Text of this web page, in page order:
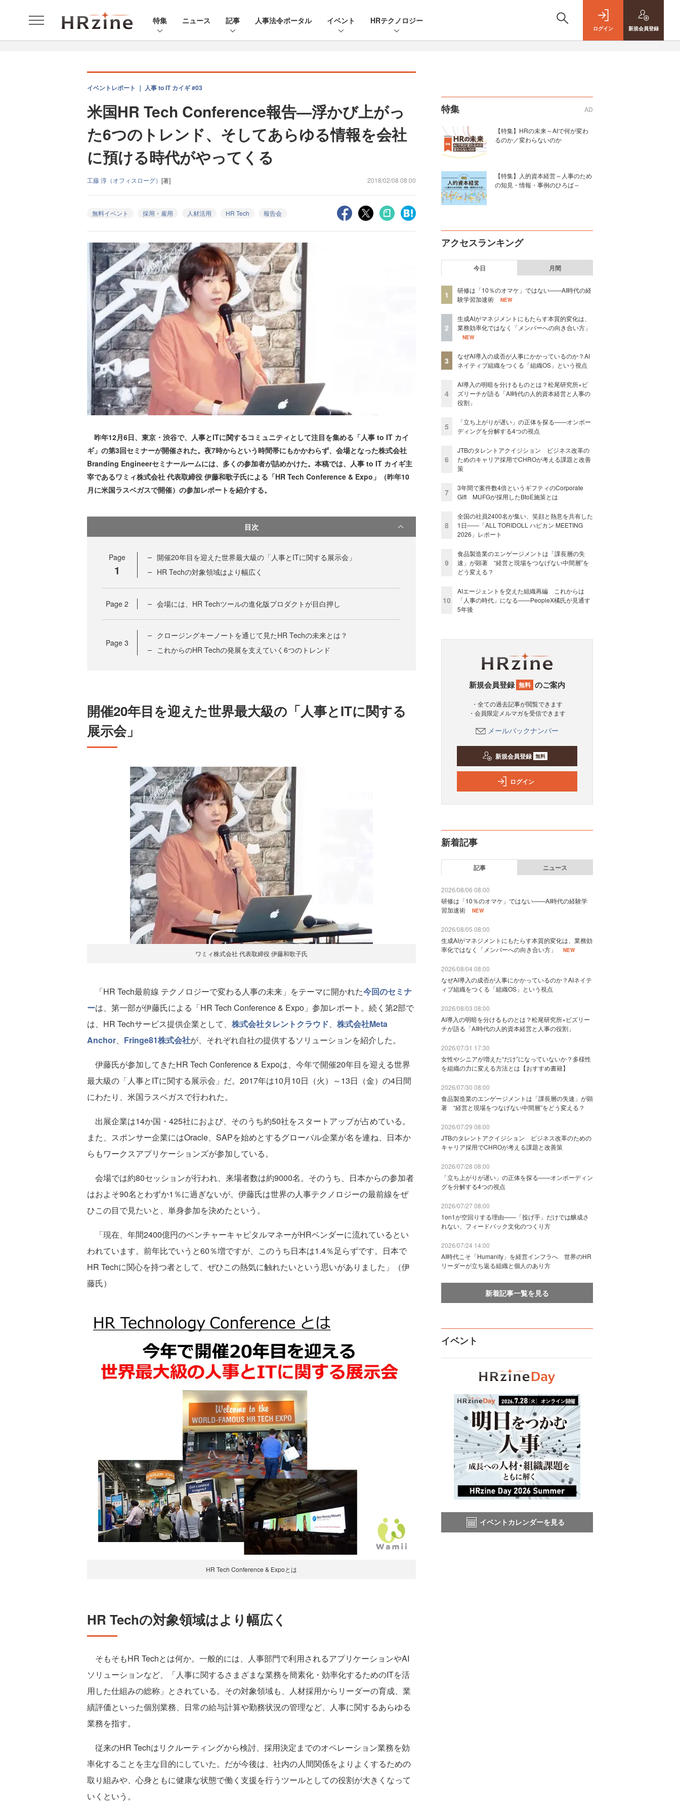
特集 ニュース 記事 人事法令ポータル イベント HRテクノロジー
ログイン 新規会員登録
イベントレポート ｜ 人事 to IT カイギ #03
米国HR Tech Conference報告—浮かび上がっ
た6つのトレンド、そしてあらゆる情報を会社
に預ける時代がやってくる
工藤 淳（オフィスローグ） [著] 2018/02/08 08:00
無料イベント 採用・雇用 人材活用 HR Tech 報告会
昨年12月6日、東京・渋谷で、人事とITに関するコミュニティとして注目を集める「人事 to IT カイ
ギ」の第3回セミナーが開催された。夜7時からという時間帯にもかかわらず、会場となった株式会社
Branding Engineerセミナールームには、多くの参加者が詰めかけた。本稿では、人事 to IT カイギ主
宰であるワミィ株式会社 代表取締役 伊藤和歌子氏による「HR Tech Conference & Expo」（昨年10
月に米国ラスベガスで開催）の参加レポートを紹介する。
目次
Page
1
開催20年目を迎えた世界最大級の「人事とITに関する展示会」
HR Techの対象領域はより幅広く
Page 2 会場には、HR Techツールの進化版プロダクトが目白押し
Page 3
クロージングキーノートを通じて見たHR Techの未来とは？
これからのHR Techの発展を支えていく6つのトレンド
開催20年目を迎えた世界最大級の「人事とITに関する
展示会」
ワミィ株式会社 代表取締役 伊藤和歌子氏
「HR Tech最前線 テクノロジーで変わる人事の未来」をテーマに開かれた今回のセミナ
ーは、第一部が伊藤氏による「HR Tech Conference & Expo」参加レポート。続く第2部で
は、HR Techサービス提供企業として、 株式会社タレントクラウド、 株式会社Meta
Anchor、 Fringe81株式会社が、それぞれ自社の提供するソリューションを紹介した。
伊藤氏が参加してきたHR Tech Conference & Expoは、今年で開催20年目を迎える世界
最大級の「人事とITに関する展示会」だ。2017年は10月10日（火）～13日（金）の4日間
にわたり、米国ラスベガスで行われた。
出展企業は14か国・425社におよび、そのうち約50社をスタートアップが占めている。
また、スポンサー企業にはOracle、SAPを始めとするグローバル企業が名を連ね、日本か
らもワークスアプリケーションズが参加している。
会場では約80セッションが行われ、来場者数は約9000名。そのうち、日本からの参加者
はおよそ90名とわずか1％に過ぎないが、伊藤氏は世界の人事テクノロジーの最前線をぜ
ひこの目で見たいと、単身参加を決めたという。
「現在、年間2400億円のベンチャーキャピタルマネーがHRベンダーに流れているとい
われています。前年比でいうと60％増ですが、このうち日本は1.4％足らずです。日本で
HR Techに関心を持つ者として、ぜひこの熱気に触れたいという思いがありました」（伊
藤氏）
HR Tech Conference & Expoとは
HR Techの対象領域はより幅広く
そもそもHR Techとは何か。一般的には、人事部門で利用されるアプリケーションやAI
ソリューションなど、「人事に関するさまざまな業務を簡素化・効率化するためのITを活
用した仕組みの総称」とされている。その対象領域も、人材採用からリーダーの育成、業
績評価といった個別業務、日常の給与計算や勤務状況の管理など、人事に関するあらゆる
業務を指す。
従来のHR Techはリクルーティングから検討、採用決定までのオペレーション業務を効
率化することを主な目的にしていた。だが今後は、社内の人間関係をよりよくするための
取り組みや、心身ともに健康な状態で働く支援を行うツールとしての役割が大きくなって
いくという。
特集 AD
【特集】HRの未来～AIで何が変わ
るのか／変わらないのか
【特集】人的資本経営～人事のため
の知見・情報・事例のひろば～
アクセスランキング
今日 月間
1
研修は「10％のオマケ」ではない——AI時代の経
験学習加速術
NEW
2
生成AIがマネジメントにもたらす本質的変化は、
業務効率化ではなく「メンバーへの向き合い方」
NEW
3
なぜAI導入の成否が人事にかかっているのか？AI
ネイティブ組織をつくる「組織OS」という視点
4
AI導入の明暗を分けるものとは？松尾研究所×ビ
ズリーチが語る「AI時代の人的資本経営と人事の
役割」
5
「立ち上がりが遅い」の正体を探る——オンボー
ディングを分解する4つの視点
6
JTBのタレントアクイジション ビジネス改革の
ためのキャリア採用でCHROが考える課題と改善
策
7
3年間で案件数4倍というギフティのCorporate
Gift MUFGが採用したBtoE施策とは
8
全国の社員2400名が集い、笑顔と熱意を共有した
1日――「ALL TORIDOLL ハピカン MEETING
2026」レポート
9
食品製造業のエンゲージメントは「課長層の失
速」が顕著 “経営と現場をつなげない中間層”を
どう変える？
10
AIエージェントを交えた組織再編 これからは
「人事の時代」になる——PeopleX橘氏が見通す
5年後
新規会員登録 無料 のご案内
・全ての過去記事が閲覧できます
・会員限定メルマガを受信できます
メールバックナンバー
新規会員登録 無料
ログイン
新着記事
記事 ニュース
2026/08/06 08:00
研修は「10％のオマケ」ではない——AI時代の経験学
習加速術
NEW
2026/08/05 08:00
生成AIがマネジメントにもたらす本質的変化は、業務効
率化ではなく「メンバーへの向き合い方」
NEW
2026/08/04 08:00
なぜAI導入の成否が人事にかかっているのか？AIネイテ
ィブ組織をつくる「組織OS」という視点
2026/08/03 08:00
AI導入の明暗を分けるものとは？松尾研究所×ビズリー
チが語る「AI時代の人的資本経営と人事の役割」
2026/07/31 17:30
女性やシニアが増えた“だけ”になっていないか？多様性
を組織の力に変える方法とは【おすすめ書籍】
2026/07/30 08:00
食品製造業のエンゲージメントは「課長層の失速」が顕
著 “経営と現場をつなげない中間層”をどう変える？
2026/07/29 08:00
JTBのタレントアクイジション ビジネス改革のための
キャリア採用でCHROが考える課題と改善策
2026/07/28 08:00
「立ち上がりが遅い」の正体を探る——オンボーディン
グを分解する4つの視点
2026/07/27 08:00
1on1が空回りする理由——「投げ手」だけでは醸成さ
れない、フィードバック文化のつくり方
2026/07/24 14:00
AI時代こそ「Humanity」を経営インフラへ 世界のHR
リーダーが立ち返る組織と個人のあり方
新着記事一覧を見る
イベント
イベントカレンダーを見る